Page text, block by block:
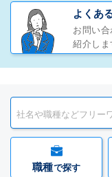
よくあ
お問い
紹介しま
職種で探す